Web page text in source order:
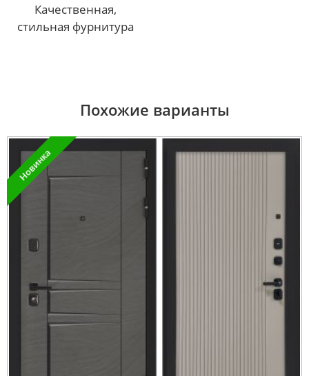
Качественная,
стильная фурнитура
Похожие варианты
Новинка